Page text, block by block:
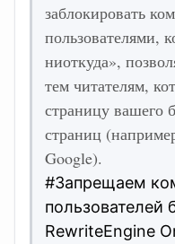
заблокировать
пользователями,
ниоткуда»,
тем читателям,
страницу вашего
страниц
Google).
#Запрещаем
пользователей
RewriteEngine